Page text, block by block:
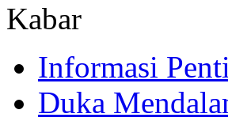
Kabar
Informasi
Duka